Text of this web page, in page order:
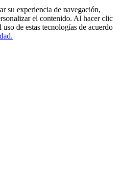
su experiencia de navegación,
el contenido. Al hacer clic
de estas tecnologías de acuerdo